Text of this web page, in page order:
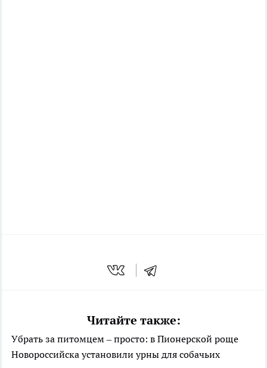
Читайте также:
Убрать за питомцем – просто: в Пионерской роще
Новороссийска установили урны для собачьих